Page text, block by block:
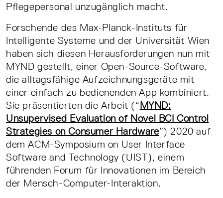
Pflegepersonal unzugänglich macht.
Forschende des Max-Planck-Instituts für
Intelligente Systeme und der Universität Wien
haben sich diesen Herausforderungen nun mit
MYND gestellt, einer Open-Source-Software,
die alltagsfähige Aufzeichnungsgeräte mit
einer einfach zu bedienenden App kombiniert.
Sie präsentierten die Arbeit (“MYND:
Unsupervised Evaluation of Novel BCI Control
Strategies on Consumer Hardware”) 2020 auf
dem ACM-Symposium on User Interface
Software and Technology (UIST), einem
führenden Forum für Innovationen im Bereich
der Mensch-Computer-Interaktion.